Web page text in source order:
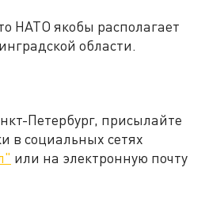
НАТО якобы располагает
области.
Петербург, присылайте
в социальных сетях
или на электронную почту